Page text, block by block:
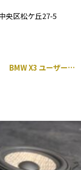
央区松ケ丘27-5
BMW X3 ユーザー車検代行